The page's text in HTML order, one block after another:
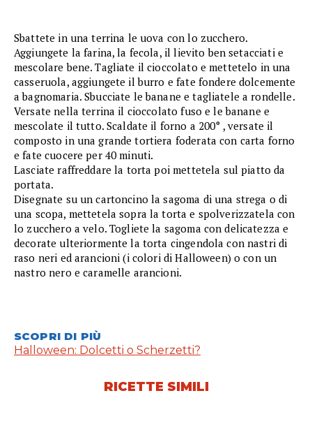
Sbattete in una terrina le uova con lo zucchero.
Aggiungete la farina, la fecola, il lievito ben setacciati e
mescolare bene. Tagliate il cioccolato e mettetelo in una
casseruola, aggiungete il burro e fate fondere dolcemente
a bagnomaria. Sbucciate le banane e tagliatele a rondelle.
Versate nella terrina il cioccolato fuso e le banane e
mescolate il tutto. Scaldate il forno a 200° , versate il
composto in una grande tortiera foderata con carta forno
e fate cuocere per 40 minuti.
Lasciate raffreddare la torta poi mettetela sul piatto da
portata.
Disegnate su un cartoncino la sagoma di una strega o di
una scopa, mettetela sopra la torta e spolverizzatela con
lo zucchero a velo. Togliete la sagoma con delicatezza e
decorate ulteriormente la torta cingendola con nastri di
raso neri ed arancioni (i colori di Halloween) o con un
nastro nero e caramelle arancioni.
SCOPRI DI PIÙ
Halloween: Dolcetti o Scherzetti?
RICETTE SIMILI